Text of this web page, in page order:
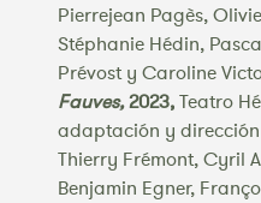
Pierrejean Pagès,
Stéphanie Hédin,
Prévost y Caroline
Fauves,2023,Teatro
adaptación y
Thierry Frémont, Cyril
Benjamin Egner,